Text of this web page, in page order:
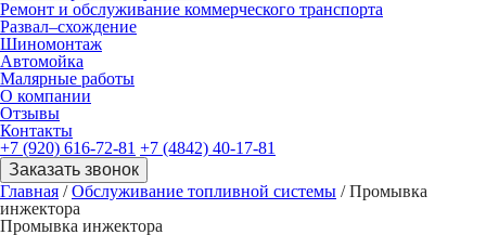
Ремонт и обслуживание коммерческого транспорта
Развал–схождение
Шиномонтаж
Автомойка
Малярные работы
О компании
Отзывы
Контакты
+7 (920) 616-72-81 +7 (4842) 40-17-81
Заказать звонок
Главная /Обслуживание топливной системы /Промывка
инжектора
Промывка инжектора